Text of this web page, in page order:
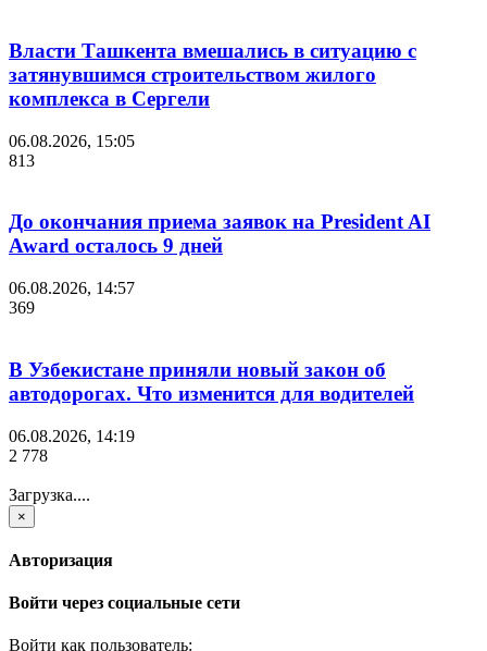
Власти Ташкента вмешались в ситуацию с
затянувшимся строительством жилого
комплекса в Сергели
06.08.2026, 15:05
813
До окончания приема заявок на President AI
Award осталось 9 дней
06.08.2026, 14:57
369
В Узбекистане приняли новый закон об
автодорогах. Что изменится для водителей
06.08.2026, 14:19
2 778
Загрузка....
×
Авторизация
Войти через социальные сети
Войти как пользователь: